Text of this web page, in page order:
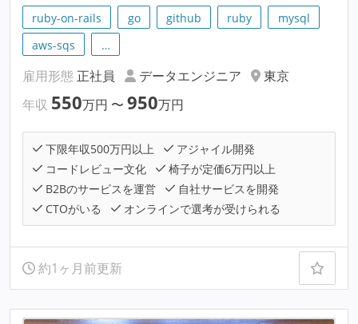
ruby-on-rails go github ruby
mysql
aws-sqs
…
雇用形態 正社員 データエンジニア
東京
年収 550万円 〜 950万円
下限年収500万円以上
アジャイル開発
コードレビュー文化
椅子が定価6万円以上
B2Bのサービスを運営
自社サービスを開発
CTOがいる
オンラインで選考が受けられる
約1ヶ月前更新